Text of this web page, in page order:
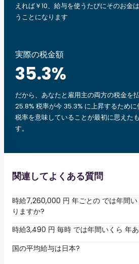
えれば￥10、給与を使うたびにそのお金
うことになります
実際の税金額
35.3%
だから、あなたと雇用主の両方の税金を
25.8% 税率が今 35.3% に上昇するため
税率を意味していることが最初に思えた
す。
関連してよくある質問
時給7,260,000 円 年ごとの では年間
りますか?
時給3,490 円 毎時 では年間いくら 年
国の平均給与は日本?